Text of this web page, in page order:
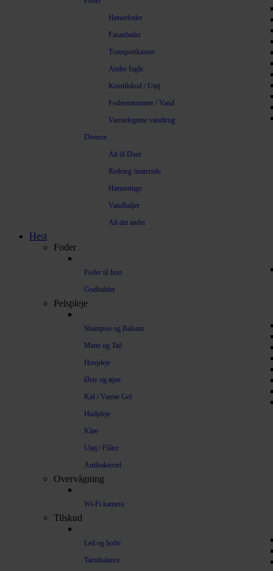
Hønsefoder
Fasanfoder
Transportkasser
Andre fugle
Kosttilskud / Utøj
Foderautomater / Vand
Varmelegeme vandtrug
Diverse
Alt til Duer
Redeæg /materiale
Hønseringe
Vandbaljer
Alt det andet
Hest
Foder
Foder til hest
Godbidder
Pelspleje
Shampoo og Balsam
Mane og Tail
Hovpleje
Ører og øjne
Køl / Varme Gel
Hudpleje
Kløe
Utøj / Flåter
Antibakteriel
Overvågning
Wi-Fi kamera
Tilskud
Led og hofte
Tarmbalance